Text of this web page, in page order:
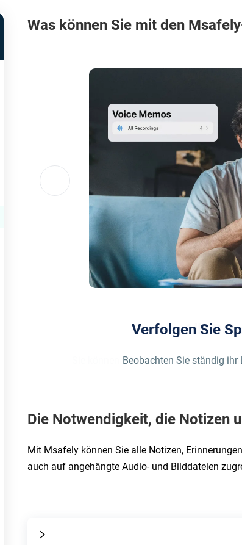
Was können Sie mit den
Verfolgen Sie
Beobachten Sie ständig ihr
Die Notwendigkeit, die Notizen
Mit Msafely können Sie alle Notizen,
auch auf angehängte Audio- und Bilddateien